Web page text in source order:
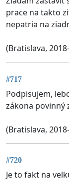
prace na takto
nepatria na
(Bratislava,
#717
Podpisujem,
zákona povinný
(Bratislava,
#720
Je to fakt na